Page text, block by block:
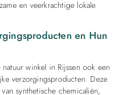
en veerkrachtige lokale
en Hun
winkel in Rijssen ook een
verzorgingsproducten. Deze
synthetische chemicaliën,